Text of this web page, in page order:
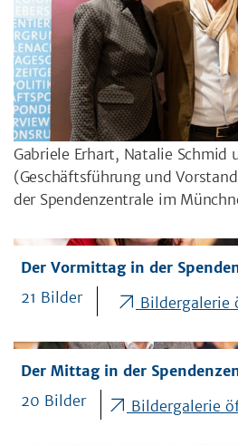
Gabriele Erhart, Natalie Schmid
(Geschäftsführung und
der Spendenzentrale im
Der Vormittag in der
21 Bilder
Bildergalerie
Der Mittag in der
20 Bilder
Bildergalerie